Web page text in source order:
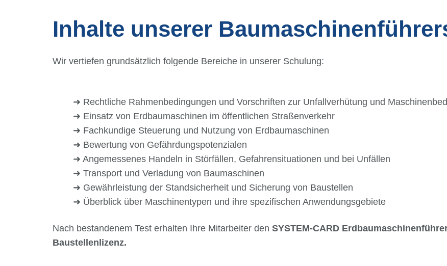
Inhalte unserer
Wir vertiefen grundsätzlich folgende Bereiche in unserer Schulung:
➜ Rechtliche Rahmenbedingungen und Vorschriften zur Unfallverhütung und
➜ Einsatz von Erdbaumaschinen im öffentlichen Straßenverkehr
➜ Fachkundige Steuerung und Nutzung von Erdbaumaschinen
➜ Bewertung von Gefährdungspotenzialen
➜ Angemessenes Handeln in Störfällen, Gefahrensituationen und bei Unfällen
➜ Transport und Verladung von Baumaschinen
➜ Gewährleistung der Standsicherheit und Sicherung von Baustellen
➜ Überblick über Maschinentypen und ihre spezifischen Anwendungsgebiete
Nach bestandenem Test erhalten Ihre Mitarbeiter den SYSTEM-CARD
Baustellenlizenz.